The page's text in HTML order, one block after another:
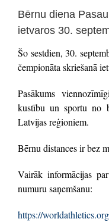
Bērnu diena
ietvaros 30.
Šo sestdien, 30.
čempionāta skriešanā
Pasākums
kustību un sportu no
Latvijas reģioniem.
Bērnu distances ir bez
Vairāk informācijas
numuru saņemšanu:
https://